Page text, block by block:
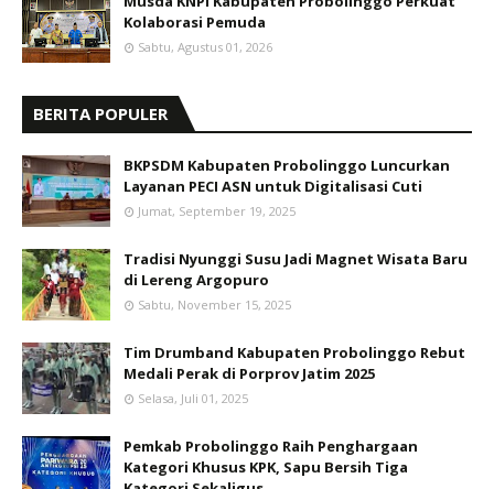
Kolaborasi Pemuda
Sabtu, Agustus 01, 2026
BERITA POPULER
BKPSDM Kabupaten Probolinggo Luncurkan
Layanan PECI ASN untuk Digitalisasi Cuti
Jumat, September 19, 2025
Tradisi Nyunggi Susu Jadi Magnet Wisata Baru
di Lereng Argopuro
Sabtu, November 15, 2025
Tim Drumband Kabupaten Probolinggo Rebut
Medali Perak di Porprov Jatim 2025
Selasa, Juli 01, 2025
Pemkab Probolinggo Raih Penghargaan
Kategori Khusus KPK, Sapu Bersih Tiga